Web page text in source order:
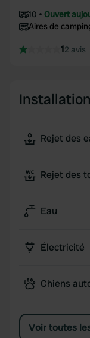
10
Ouvert
Aires de
12 avis
Rejet des
Rejet des
Eau
Électricité
Chiens
Voir toutes